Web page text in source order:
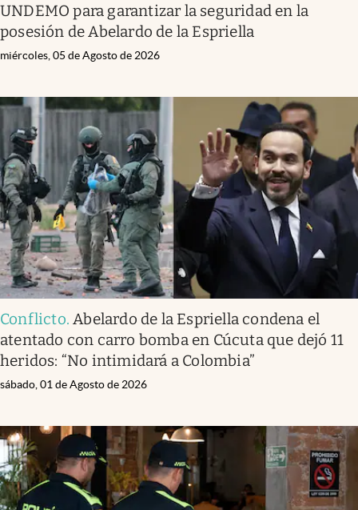
UNDEMO para garantizar la seguridad en la
posesión de Abelardo de la Espriella
miércoles, 05 de Agosto de 2026
Conflicto.Abelardo de la Espriella condena el
atentado con carro bomba en Cúcuta que dejó 11
heridos: “No intimidará a Colombia”
sábado, 01 de Agosto de 2026